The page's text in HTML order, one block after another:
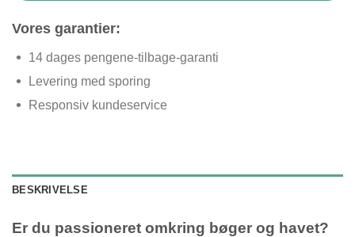
Vores garantier:
14 dages pengene-tilbage-garanti
Levering med sporing
Responsiv kundeservice
BESKRIVELSE
Er du passioneret omkring bøger og havet?